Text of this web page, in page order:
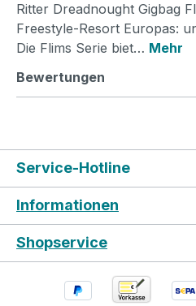
Ritter Dreadnought Gigbag
Freestyle-Resort Europas:
Die Flims Serie biet… Mehr
Bewertungen
Service-Hotline
Informationen
Shopservice